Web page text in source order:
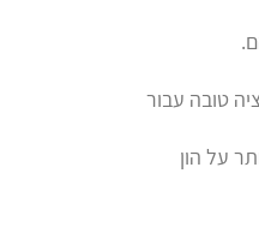
טובה עבור
על הון